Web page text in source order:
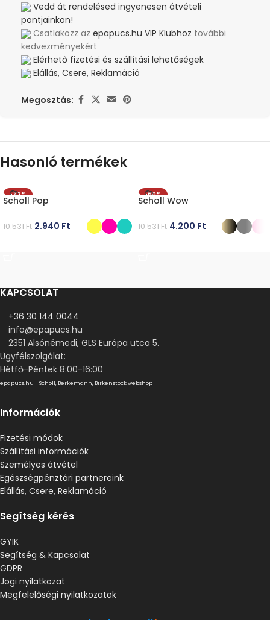
Vedd át rendelésed ingyenesen átvételi
pontjainkon!
Csatlakozz az epapucs.hu VIP Klubhoz további
kedvezményekért
Elérhető fizetési és szállítási lehetőségek
Elállás, Csere, Reklamáció
Megosztás:
Hasonló termékek
-72%
Scholl Pop
10.531Ft 2.940 Ft
-60%
Scholl Wow
10.531Ft 4.200 Ft
KAPCSOLAT
+36 30 144 0044
info@epapucs.hu
2351 Alsónémedi, GLS Európa utca 5.
Ügyfélszolgálat:
Hétfő-Péntek 8:00-16:00
epapucs.hu - Scholl, Berkemann, Birkenstock webshop
Információk
Fizetési módok
Szállítási információk
Személyes átvétel
Egészségpénztári partnereink
Elállás, Csere, Reklamáció
Segítség kérés
GYIK
Segítség & Kapcsolat
GDPR
Jogi nyilatkozat
Megfelelőségi nyilatkozatok